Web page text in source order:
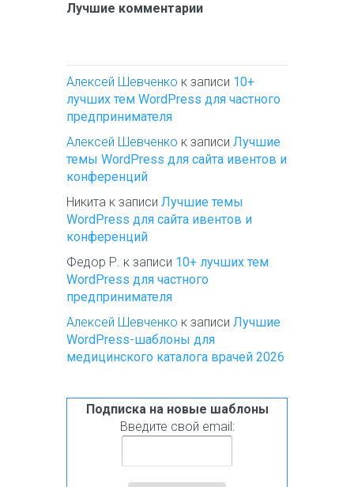
Лучшие комментарии
Алексей Шевченко к записи 10+
лучших тем WordPress для частного
предпринимателя
Алексей Шевченко к записи Лучшие
темы WordPress для сайта ивентов и
конференций
Никита к записи Лучшие темы
WordPress для сайта ивентов и
конференций
Федор Р. к записи 10+ лучших тем
WordPress для частного
предпринимателя
Алексей Шевченко к записи Лучшие
WordPress-шаблоны для
медицинского каталога врачей 2026
Подписка на новые шаблоны
Введите свой email: